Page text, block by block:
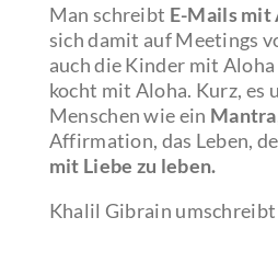
Man schreibt E-Mails mit
sich damit auf Meetings
auch die Kinder mit
kocht mit Aloha. Kurz, es
Menschen wie ein Mantra
Affirmation, das Leben,
mit Liebe zu leben.
Khalil Gibrain